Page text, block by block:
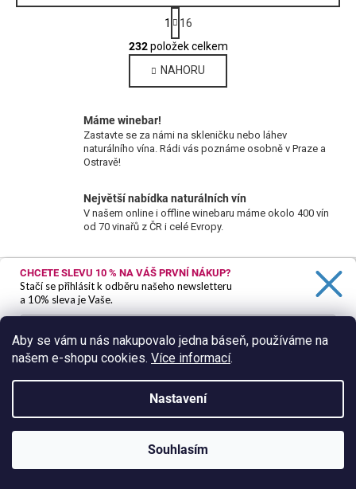
Aby se vám u nás nakupovalo jedna báseň, používáme na
našem e-shopu cookies. Více informací.
Nastavení
Souhlasím
O
v
l
á
c
r
v
k
v
ý
i
s
u
S
t
r
á
n
k
á
n
1
16
232položek celkem
NAHORU
Máme winebar!
Zastavte se za námi na skleničku nebo láhev
naturálního vína. Rádi vás poznáme osobně v Praze a
Ostravě!
Největší nabídka naturálních vín
V našem online i offline winebaru máme okolo 400 vín
od 70 vinařů z ČR i celé Evropy.
p
a
Odebírat newsletter
Nezmeškejte žádné novinky či slevy!
E-mail
Vložením e-mailu souhlasíte spodmínkami ochrany
CHCETE SLEVU 10 % NA VÁŠ PRVNÍ NÁKUP?
Stačí se přihlásit k odběru našeho newsletteru
a 10% sleva je Vaše.
Ano, chci se přihlásit
Zásady zpracování osobních údajů